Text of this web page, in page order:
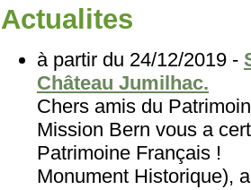
Actualites
à partir du 24/12/2019 -
Château Jumilhac.
Chers amis du
Mission Bern vous a
Patrimoine
Monument Historique),